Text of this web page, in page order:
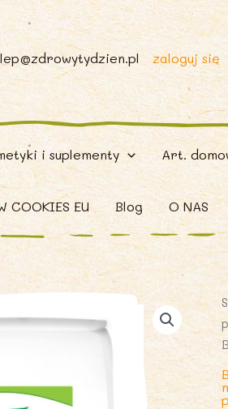
zaloguj się
i suplementy Art.
COOKIES EU Blog O NAS